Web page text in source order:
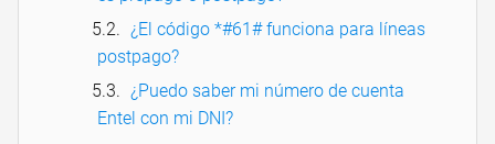
¿El código *#61# funciona para líneas
postpago?
¿Puedo saber mi número de cuenta
Entel con mi DNI?